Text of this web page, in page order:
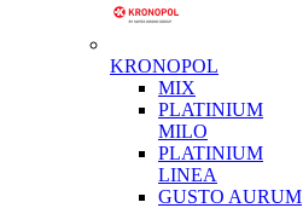
KRONOPOL
MIX
PLATINIUM
MILO
PLATINIUM
LINEA
GUSTO AURUM